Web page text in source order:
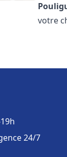
votre
24/7